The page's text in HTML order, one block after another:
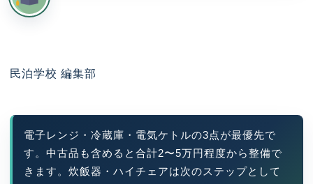
民泊学校 編集部
電子レンジ・冷蔵庫・電気ケトルの3点が最優先で
す。中古品も含めると合計2〜5万円程度から整備で
きます。炊飯器・ハイチェアは次のステップとして